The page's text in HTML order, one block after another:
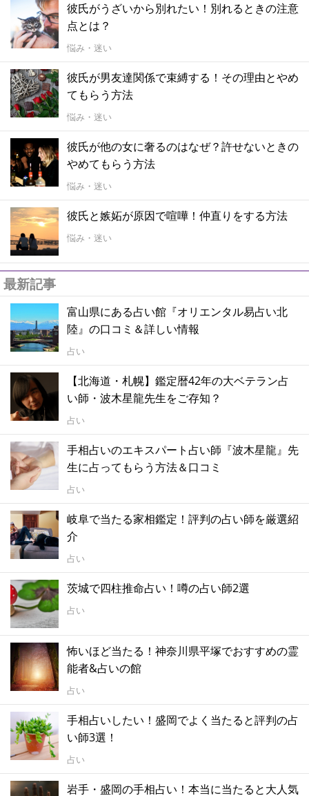
彼氏がうざいから別れたい！別れるときの注意
点とは？
悩み・迷い
彼氏が男友達関係で束縛する！その理由とやめ
てもらう方法
悩み・迷い
彼氏が他の女に奢るのはなぜ？許せないときの
やめてもらう方法
悩み・迷い
彼氏と嫉妬が原因で喧嘩！仲直りをする方法
悩み・迷い
最新記事
富山県にある占い館『オリエンタル易占い北
陸』の口コミ＆詳しい情報
占い
【北海道・札幌】鑑定暦42年の大ベテラン占
い師・波木星龍先生をご存知？
占い
手相占いのエキスパート占い師『波木星龍』先
生に占ってもらう方法＆口コミ
占い
岐阜で当たる家相鑑定！評判の占い師を厳選紹
介
占い
茨城で四柱推命占い！噂の占い師2選
占い
怖いほど当たる！神奈川県平塚でおすすめの霊
能者&占いの館
占い
手相占いしたい！盛岡でよく当たると評判の占
い師3選！
占い
岩手・盛岡の手相占い！本当に当たると大人気